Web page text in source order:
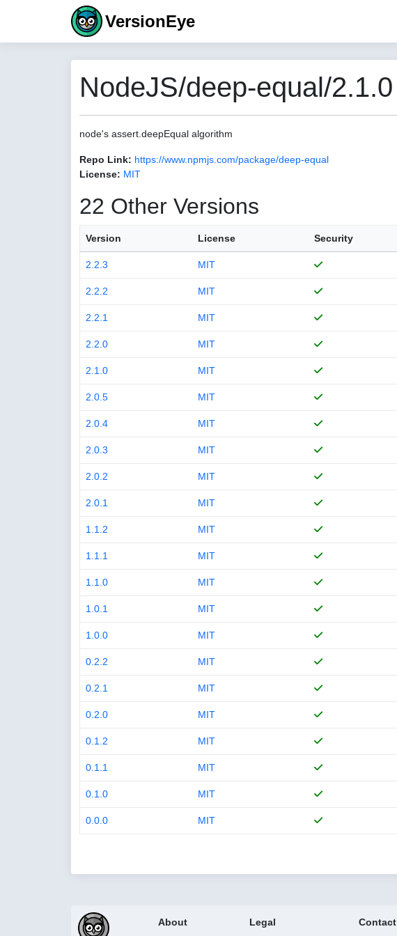
VersionEye
NodeJS/deep-equal/2.1.0
node's assert.deepEqual algorithm
Repo Link: https://www.npmjs.com/package/deep-equal
License: MIT
22 Other Versions
Version License Security
2.2.3 MIT
2.2.2 MIT
2.2.1 MIT
2.2.0 MIT
2.1.0 MIT
2.0.5 MIT
2.0.4 MIT
2.0.3 MIT
2.0.2 MIT
2.0.1 MIT
1.1.2 MIT
1.1.1 MIT
1.1.0 MIT
1.0.1 MIT
1.0.0 MIT
0.2.2 MIT
0.2.1 MIT
0.2.0 MIT
0.1.2 MIT
0.1.1 MIT
0.1.0 MIT
0.0.0 MIT
About Legal Contact